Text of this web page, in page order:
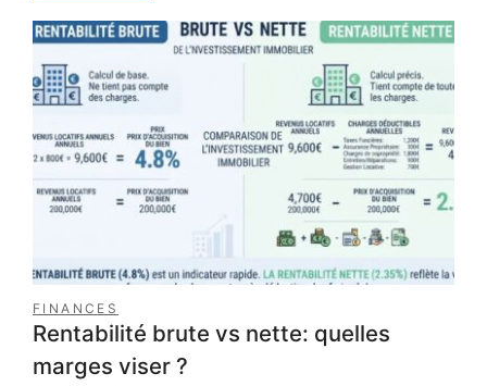
tabouret
en
fourrure
dans
votre
intérieur
FINANCES
Rentabilité brute vs nette: quelles
marges viser ?